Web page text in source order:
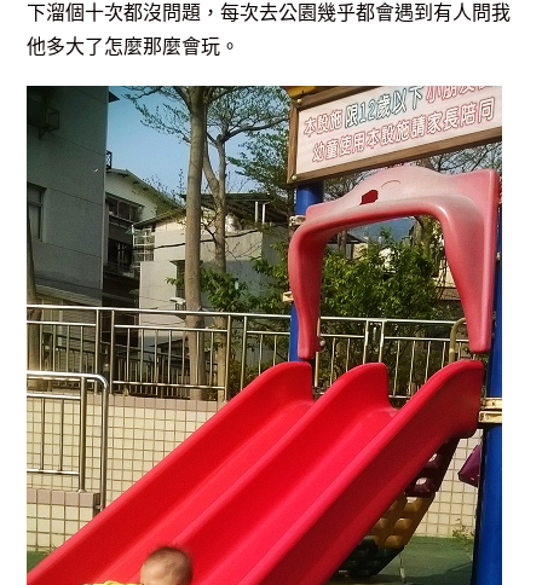
下溜個十次都沒問題，每次去公園幾乎都會遇到有人問我
他多大了怎麼那麼會玩。